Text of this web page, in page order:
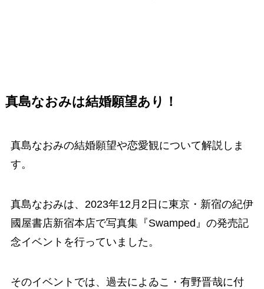
真島なおみは結婚願望あり！
真島なおみの結婚願望や恋愛観について解説しま
す。
真島なおみは、2023年12月2日に東京・新宿の紀伊
國屋書店新宿本店で写真集『Swamped』の発売記
念イベントを行っていました。
そのイベントでは、過去によゐこ・有野晋哉に付